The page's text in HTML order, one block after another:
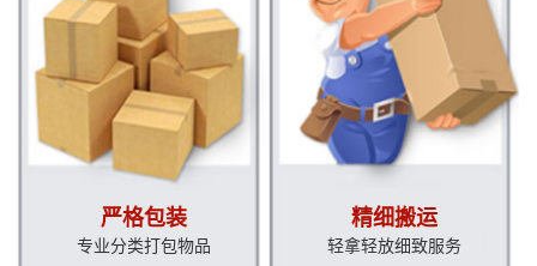
严格包装
专业分类打包物品
精细搬运
轻拿轻放细致服务
实时订单 上海到成都物流专线 专线物流
实时订单 上海到北京物流专线 专线物流 2020-12-22
实时订单 上海到广州物流专线 专线物流 2020-12-22